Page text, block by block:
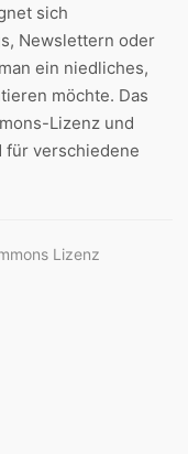
sich
Newslettern oder
ein niedliches,
möchte. Das
Lizenz und
für verschiedene
Lizenz